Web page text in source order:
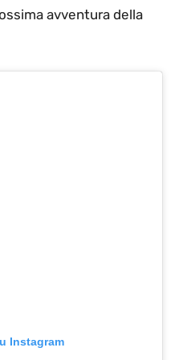
avventura della
Instagram